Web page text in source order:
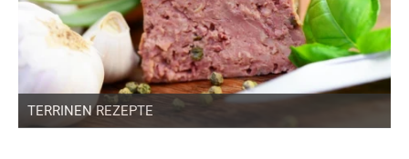
TERRINEN REZEPTE